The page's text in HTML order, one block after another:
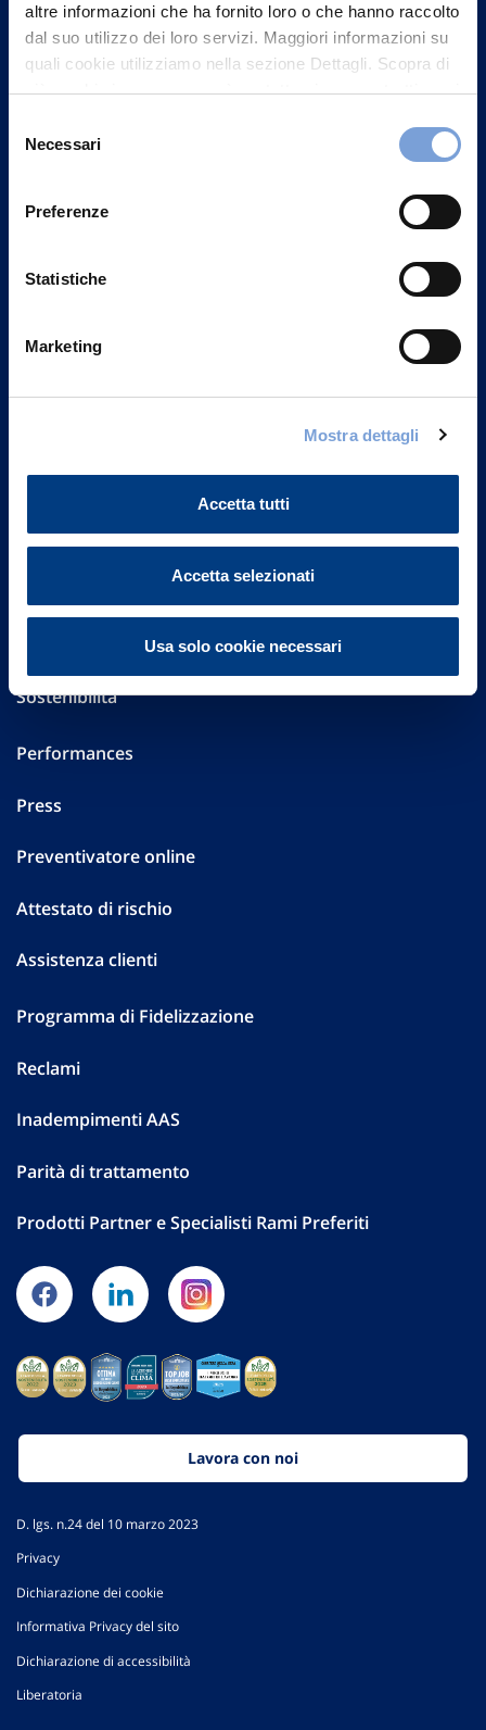
altre informazioni che ha fornito loro o che hanno raccolto
dal suo utilizzo dei loro servizi. Maggiori informazioni su
quali cookie utilizziamo nella sezione Dettagli. Scopra di
più su chi siamo, come può contattarci e come trattiamo i
può trovare nel footer del sito nella sezione "Informativa
delNecessari
Preferenze
Statistiche
Marketing
Mostra dettagli
Accetta tutti
Accetta selezionati
Usa solo cookie necessari
Contattaci
Vittoria Assicurazioni S.p.A.
Governance
Altre informazioni
Sostenibilità
Performances
Press
Preventivatore online
Attestato di rischio
Assistenza clienti
Programma di Fidelizzazione
Reclami
Inadempimenti AAS
Parità di trattamento
Prodotti Partner e Specialisti Rami Preferiti
Lavora con noi
D. lgs. n.24 del 10 marzo 2023
Privacy
Dichiarazione dei cookie
Informativa Privacy del sito
Dichiarazione di accessibilità
Liberatoria